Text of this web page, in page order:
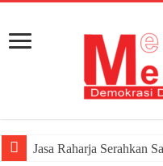
Jasa Raharja Serahkan